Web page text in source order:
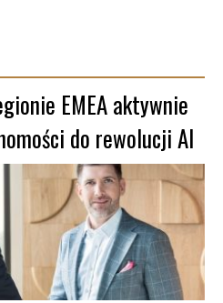
EMEA aktywnie
do rewolucji AI